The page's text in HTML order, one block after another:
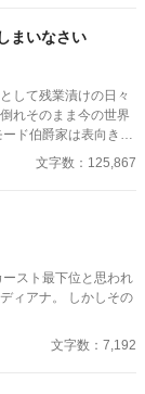
まいなさい
して残業漬けの日々
れそのまま今の世界
諜報や暗部の仕事を
伝いながら、前世で
が発覚！ 魔力が
術師の最高峰である
文字数：125,867
スト最下位と思われ
ィアナ。 しかしその
文字数：7,192